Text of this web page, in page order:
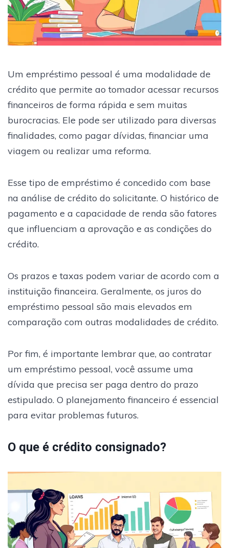
Um empréstimo pessoal é uma modalidade de
crédito que permite ao tomador acessar recursos
financeiros de forma rápida e sem muitas
burocracias. Ele pode ser utilizado para diversas
finalidades, como pagar dívidas, financiar uma
viagem ou realizar uma reforma.
Esse tipo de empréstimo é concedido com base
na análise de crédito do solicitante. O histórico de
pagamento e a capacidade de renda são fatores
que influenciam a aprovação e as condições do
crédito.
Os prazos e taxas podem variar de acordo com a
instituição financeira. Geralmente, os juros do
empréstimo pessoal são mais elevados em
comparação com outras modalidades de crédito.
Por fim, é importante lembrar que, ao contratar
um empréstimo pessoal, você assume uma
dívida que precisa ser paga dentro do prazo
estipulado. O planejamento financeiro é essencial
para evitar problemas futuros.
O que é crédito consignado?